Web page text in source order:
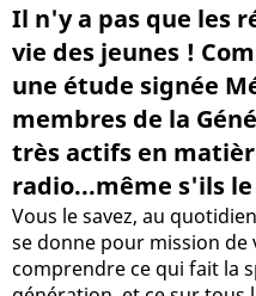
Il n'y a pas que les
vie des jeunes !
une étude signée
membres de la
très actifs en
radio...même s'ils
Vous le savez, au
se donne pour mission de
comprendre ce qui fait la